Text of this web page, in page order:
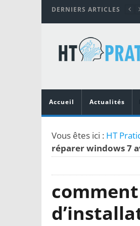
DERNIERS ARTICLES
Accueil
Actualités
Vous êtes ici : HT
réparer windows 7